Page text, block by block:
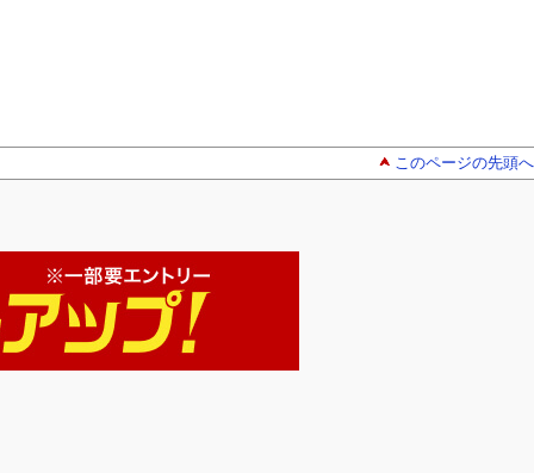
このページの先頭へ